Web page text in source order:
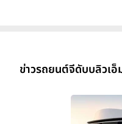
ข่าวรถยนต์จีดับบลิวเ